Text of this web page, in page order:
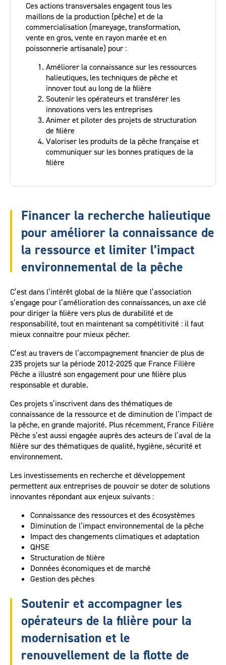
Ces actions transversales engagent tous les
maillons de la production (pêche) et de la
commercialisation (mareyage, transformation,
vente en gros, vente en rayon marée et en
poissonnerie artisanale) pour :
Améliorer la connaissance sur les ressources
halieutiques, les techniques de pêche et
innover tout au long de la filière
Soutenir les opérateurs et transférer les
innovations vers les entreprises
Animer et piloter des projets de structuration
de filière
Valoriser les produits de la pêche française et
communiquer sur les bonnes pratiques de la
filière
Financer la recherche halieutique
pour améliorer la connaissance de
la ressource et limiter l’impact
environnemental de la pêche
C’est dans l’intérêt global de la filière que l’association
s’engage pour l’amélioration des connaissances, un axe clé
pour diriger la filière vers plus de durabilité et de
responsabilité, tout en maintenant sa compétitivité : il faut
mieux connaitre pour mieux pêcher.
C’est au travers de l’accompagnement financier de plus de
235 projets sur la période 2012-2025 que France Filière
Pêche a illustré son engagement pour une filière plus
responsable et durable.
Ces projets s’inscrivent dans des thématiques de
connaissance de la ressource et de diminution de l’impact de
la pêche, en grande majorité. Plus récemment, France Filière
Pêche s’est aussi engagée auprès des acteurs de l’aval de la
filière sur des thématiques de qualité, hygiène, sécurité et
environnement.
Les investissements en recherche et développement
permettent aux entreprises de pouvoir se doter de solutions
innovantes répondant aux enjeux suivants :
Connaissance des ressources et des écosystèmes
Diminution de l’impact environnemental de la pêche
Impact des changements climatiques et adaptation
QHSE
Structuration de filière
Données économiques et de marché
Gestion des pêches
Soutenir et accompagner les
opérateurs de la filière pour la
modernisation et le
renouvellement de la flotte de